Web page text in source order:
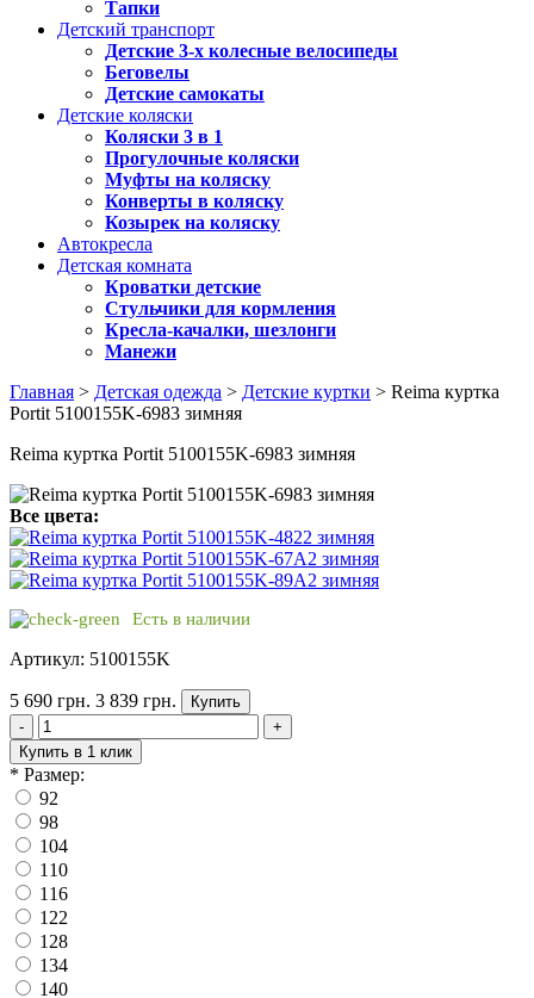
Тапки
Детский транспорт
Детские 3-х колесные велосипеды
Беговелы
Детские самокаты
Детские коляски
Коляски 3 в 1
Прогулочные коляски
Муфты на коляску
Конверты в коляску
Козырек на коляску
Автокресла
Детская комната
Кроватки детские
Стульчики для кормления
Кресла-качалки, шезлонги
Манежи
Главная > Детская одежда > Детские куртки > Reima куртка
Portit 5100155K-6983 зимняя
Reima куртка Portit 5100155K-6983 зимняя
Все цвета:
Есть в наличии
Артикул: 5100155K
5 690 грн. 3 839 грн.
Купить
-
+
Купить в 1 клик
* Размер:
92
98
104
110
116
122
128
134
140